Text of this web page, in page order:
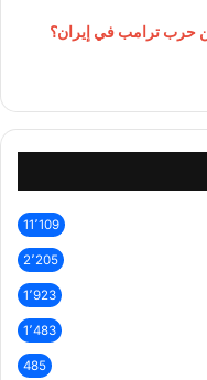
حرب ترامب في إيران؟
11٬109
2٬205
1٬923
1٬483
485